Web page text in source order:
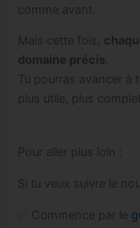
comme avant.
Mais cette fois,
domaine précis
Tu pourras avancer
plus utile, plus complet.
Pour aller plus loin :
Si tu veux suivre le
✅ Commence par le